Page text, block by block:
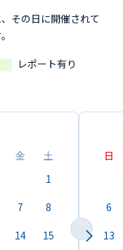
その日に開催されて
レポート有り
金
土
1
7
8
14
15
日
6
13